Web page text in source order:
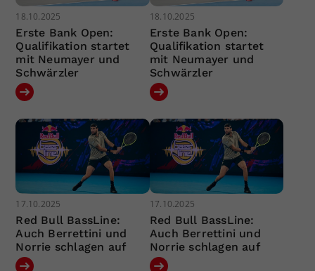
18.10.2025
Erste Bank Open:
Qualifikation startet
mit Neumayer und
Schwärzler
18.10.2025
Erste Bank Open:
Qualifikation startet
mit Neumayer und
Schwärzler
17.10.2025
Red Bull BassLine:
Auch Berrettini und
Norrie schlagen auf
17.10.2025
Red Bull BassLine:
Auch Berrettini und
Norrie schlagen auf